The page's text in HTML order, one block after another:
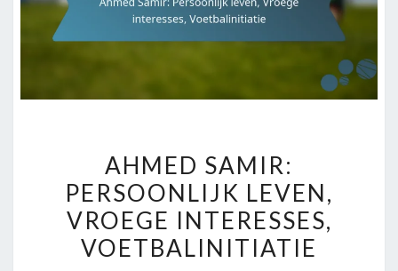
SAMIR:
PERSOONLIJK
LEVEN,
VROEGE
AHMED SAMIR:
PERSOONLIJK LEVEN,
VROEGE INTERESSES,
VOETBALINITIATIE